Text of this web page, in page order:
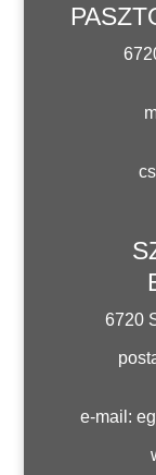
6720
e-mail: